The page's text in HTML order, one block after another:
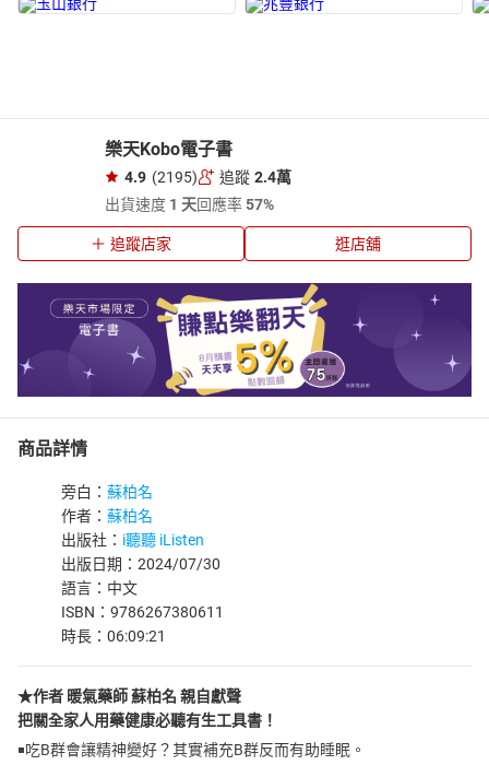
樂天Kobo電子書
4.9 (2195) 追蹤 2.4萬
出貨速度 1 天回應率57%
追蹤店家 逛店舖
商品詳情
旁白： 蘇柏名
作者： 蘇柏名
出版社： i聽聽 iListen
出版日期：2024/07/30
語言：中文
ISBN：9786267380611
時長：06:09:21
★作者 暖氣藥師 蘇柏名 親自獻聲
把關全家人用藥健康必聽有生工具書！
￭吃B群會讓精神變好？其實補充B群反而有助睡眠。